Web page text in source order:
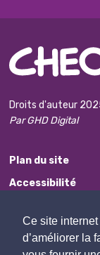
Ce site
d’améliorer la
Droits d'auteur
Par GHD Digital
Plan du site
Accessibilité
Protection des
Commentaires